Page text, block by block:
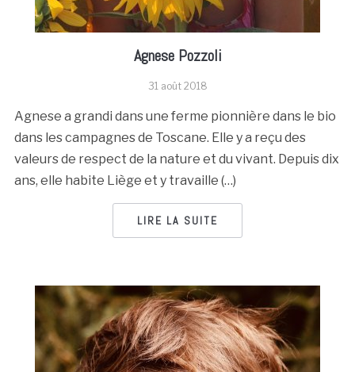
Agnese Pozzoli
31 août 2018
Agnese a grandi dans une ferme pionnière dans le bio
dans les campagnes de Toscane. Elle y a reçu des
valeurs de respect de la nature et du vivant. Depuis dix
ans, elle habite Liège et y travaille (…)
LIRE LA SUITE